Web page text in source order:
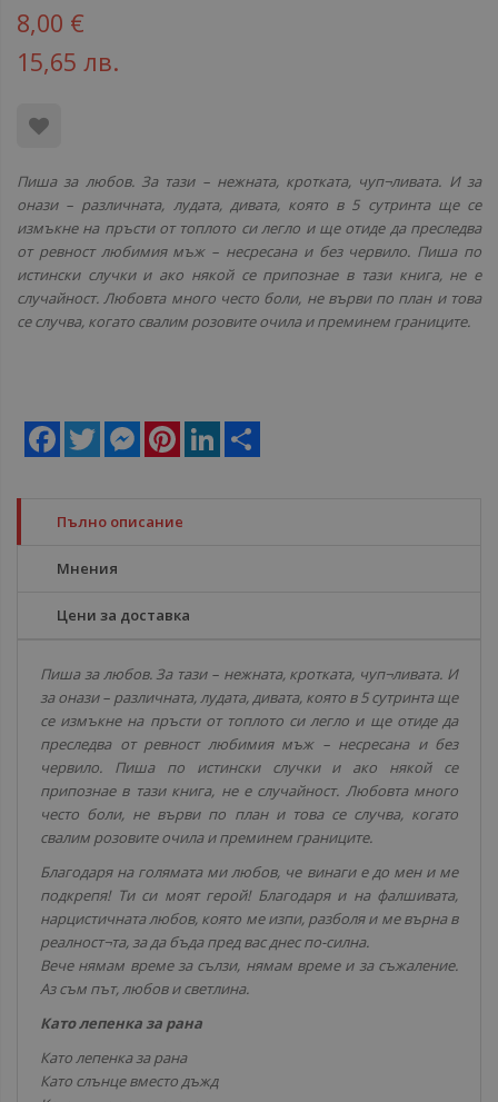
8,00 €
15,65 лв.
Пиша за любов. За тази – нежната, кротката, чуп¬ливата. И за
онази – различната, лудата, дивата, която в 5 сутринта ще се
измъкне на пръсти от топлото си легло и ще отиде да преследва
от ревност любимия мъж – несресана и без червило. Пиша по
истински случки и ако някой се припознае в тази книга, не е
случайност. Любовта много често боли, не върви по план и това
се случва, когато свалим розовите очила и преминем границите.
Facebook
Twitter MessengerPinterestLinkedIn
Пълно описание
Мнения
Цени за доставка
Пиша за любов. За тази – нежната, кротката, чуп¬ливата. И
за онази – различната, лудата, дивата, която в 5 сутринта ще
се измъкне на пръсти от топлото си легло и ще отиде да
преследва от ревност любимия мъж – несресана и без
червило. Пиша по истински случки и ако някой се
припознае в тази книга, не е случайност. Любовта много
често боли, не върви по план и това се случва, когато
свалим розовите очила и преминем границите.
Благодаря на голямата ми любов, че винаги е до мен и ме
подкрепя! Ти си моят герой! Благодаря и на фалшивата,
нарцистичната любов, която ме изпи, разболя и ме върна в
реалност¬та, за да бъда пред вас днес по-силна.
Вече нямам време за сълзи, нямам време и за съжаление.
Аз съм път, любов и светлина.
Като лепенка за рана
Като лепенка за рана
Като слънце вместо дъжд